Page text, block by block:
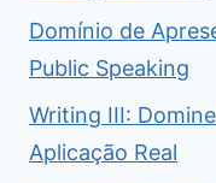
Domínio de
Public Speaking
Writing III:
Aplicação Real